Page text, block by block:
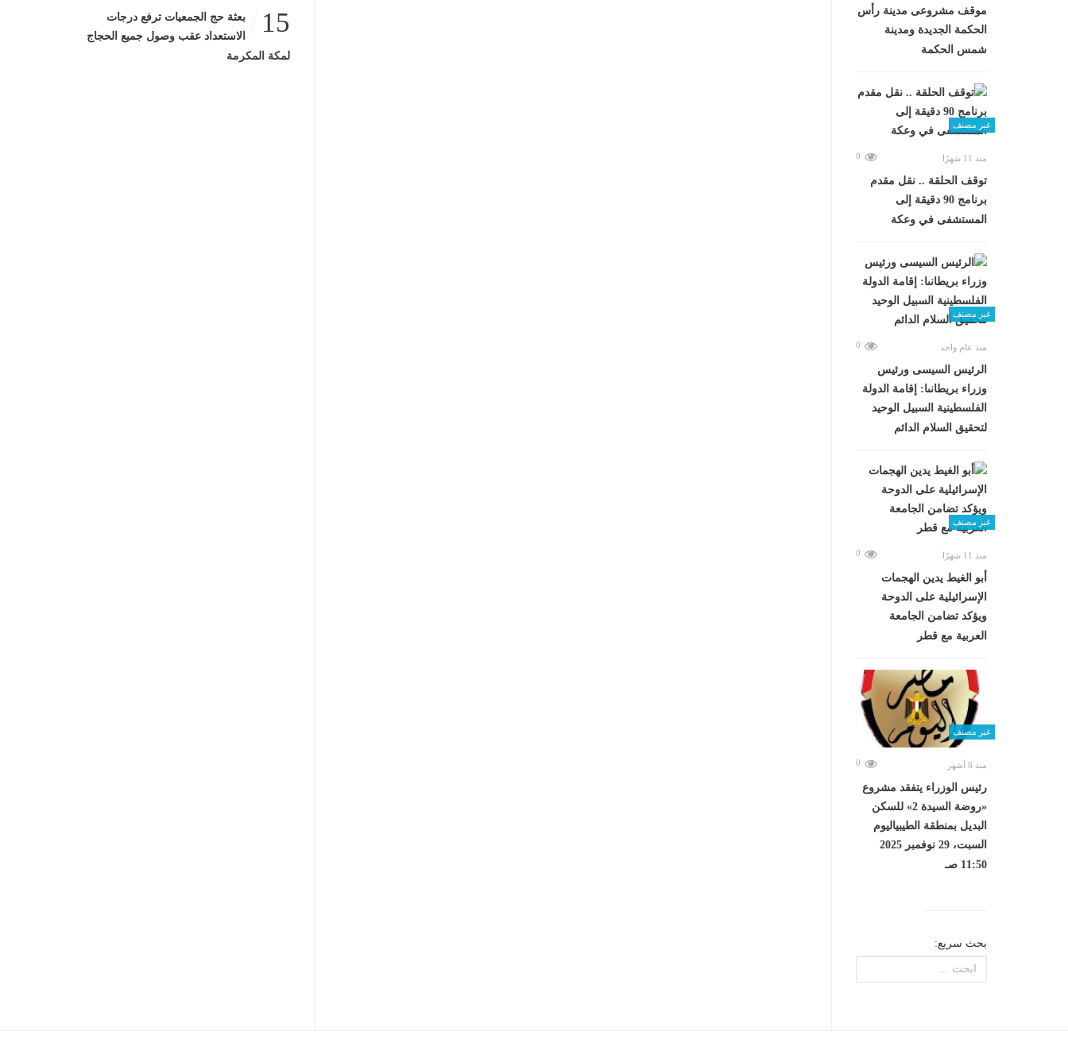
موقف مشروعى مدينة رأس
الحكمة الجديدة ومدينة
شمس الحكمة
غير مصنف
منذ 11 شهرًا 0
توقف الحلقة .. نقل مقدم
برنامج 90 دقيقة إلى
المستشفى في وعكة
غير مصنف
منذ عام واحد 0
الرئيس السيسى ورئيس
وزراء بريطانىا: إقامة الدولة
الفلسطينية السبيل الوحيد
لتحقيق السلام الدائم
غير مصنف
منذ 11 شهرًا 0
أبو الغيط يدين الهجمات
الإسرائيلية على الدوحة
ويؤكد تضامن الجامعة
العربية مع قطر
غير مصنف
منذ 8 أشهر 0
رئيس الوزراء يتفقد مشروع
«روضة السيدة 2» للسكن
البديل بمنطقة الطيبياليوم
السبت، 29 نوفمبر 2025
11:50 صـ
بحث سريع:
15
بعثة حج الجمعيات ترفع درجات
الاستعداد عقب وصول جميع الحجاج
لمكة المكرمة